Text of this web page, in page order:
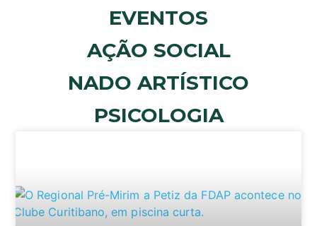
EVENTOS
AÇÃO SOCIAL
NADO ARTÍSTICO
PSICOLOGIA